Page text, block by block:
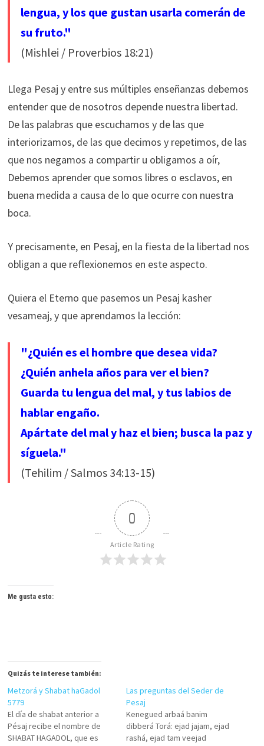
lengua, y los que gustan usarla comerán de
su fruto."
(Mishlei / Proverbios 18:21)
Llega Pesaj y entre sus múltiples enseñanzas debemos
entender que de nosotros depende nuestra libertad.
De las palabras que escuchamos y de las que
interiorizamos, de las que decimos y repetimos, de las
que nos negamos a compartir u obligamos a oír,
Debemos aprender que somos libres o esclavos, en
buena medida a causa de lo que ocurre con nuestra
boca.
Y precisamente, en Pesaj, en la fiesta de la libertad nos
obligan a que reflexionemos en este aspecto.
Quiera el Eterno que pasemos un Pesaj kasher
vesameaj, y que aprendamos la lección:
"¿Quién es el hombre que desea vida?
¿Quién anhela años para ver el bien?
Guarda tu lengua del mal, y tus labios de
hablar engaño.
Apártate del mal y haz el bien; busca la paz y
síguela."
(Tehilim / Salmos 34:13-15)
0
Article Rating
Me gusta esto:
Quizás te interese también:
Metzorá y Shabat haGadol
5779
El día de shabat anterior a
Pésaj recibe el nombre de
SHABAT HAGADOL, que es
Las preguntas del Seder de
Pesaj
Kenegued arbaá banim
dibberá Torá: ejad jajam, ejad
rashá, ejad tam veejad